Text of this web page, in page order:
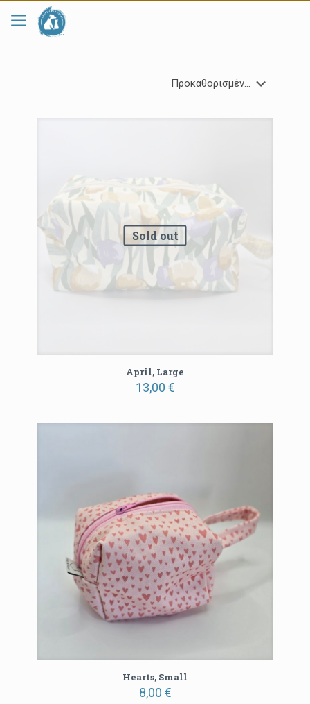
Sold out
April, Large
13,00 €
Hearts, Small
8,00 €